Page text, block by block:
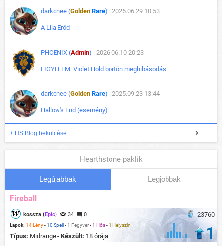
darkonee (Golden Rare) | 2026.06.29 10:53
A Lila Erőd
PHOENIX (Admin) | 2026.06.10 20:23
FIGYELEM: Violet Hold börtön meghibásodás
darkonee (Golden Rare) | 2025.09.23 13:44
Hallow's End (esemény)
+ HS Blog beküldése
Hearthstone paklik
Legújabbak Legjobbak
Fireball
23760
kossza (Epic) 34 0
Lapok: 14 Lény-10 Spell - 1 Fegyver-1 Hős-1 Helyszín
Típus: Midrange - Készült: 18 órája 1